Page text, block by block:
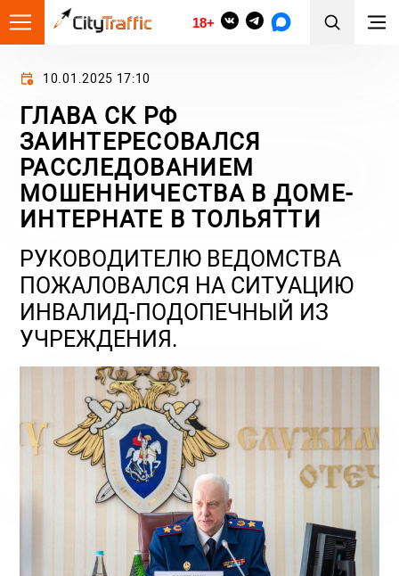
18+
10.01.2025 17:10
ГЛАВА СК РФ
ЗАИНТЕРЕСОВАЛСЯ
РАССЛЕДОВАНИЕМ
МОШЕННИЧЕСТВА В ДОМЕ-
ИНТЕРНАТЕ В ТОЛЬЯТТИ
РУКОВОДИТЕЛЮ ВЕДОМСТВА
ПОЖАЛОВАЛСЯ НА СИТУАЦИЮ
ИНВАЛИД-ПОДОПЕЧНЫЙ ИЗ
УЧРЕЖДЕНИЯ.